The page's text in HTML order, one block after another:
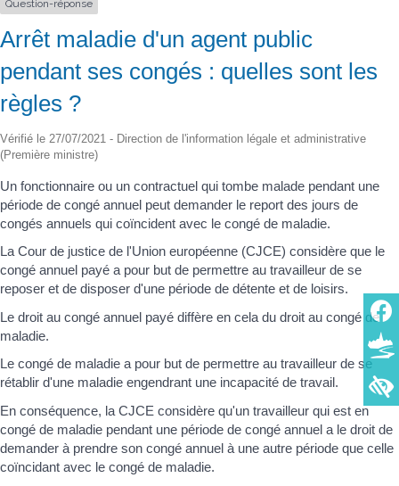
Question-réponse
Arrêt maladie d'un agent public
pendant ses congés : quelles sont les
règles ?
Vérifié le 27/07/2021 - Direction de l'information légale et administrative
(Première ministre)
Un fonctionnaire ou un contractuel qui tombe malade pendant une
période de congé annuel peut demander le report des jours de
congés annuels qui coïncident avec le congé de maladie.
La Cour de justice de l'Union européenne (CJCE) considère que le
congé annuel payé a pour but de permettre au travailleur de se
reposer et de disposer d'une période de détente et de loisirs.
Le droit au congé annuel payé diffère en cela du droit au congé de
maladie.
Le congé de maladie a pour but de permettre au travailleur de se
rétablir d'une maladie engendrant une incapacité de travail.
En conséquence, la CJCE considère qu'un travailleur qui est en
congé de maladie pendant une période de congé annuel a le droit de
demander à prendre son congé annuel à une autre période que celle
coïncidant avec le congé de maladie.